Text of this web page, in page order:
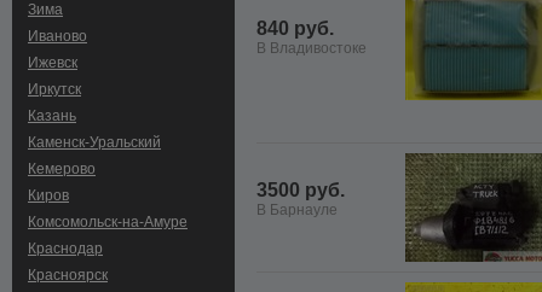
Зима
Иваново
Ижевск
Иркутск
Казань
Каменск-Уральский
Кемерово
Киров
Комсомольск-на-Амуре
Краснодар
Красноярск
840 руб.
В Владивостоке
3500 руб.
В Барнауле